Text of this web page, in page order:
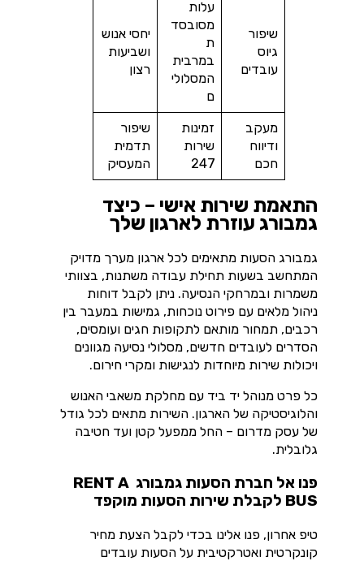
שיפור
גיוס
עובדים
עלות
מסובסד
ת
במרבית
המסלולי
ם
יחסי אנוש
ושביעות
רצון
מעקב
ודיווח
חכם
זמינות
שירות
247
שיפור
תדמית
המעסיק
התאמת שירות אישי – כיצד
גמבורג עוזרת לארגון שלך
גמבורג הסעות מתאימים לכל ארגון מערך מדויק
המתחשב בשעות תחילת עבודה משתנות, בצוותי
משמרות ובמרחקי הנסיעה. ניתן לקבל דוחות
ניהול מלאים עם פירוט נוכחות, גמישות במעבר בין
רכבים, תמחור מותאם לתקופות חגים ועומסים,
הסדרים לעובדים חדשים, מסלולי נסיעה מגוונים
ויכולות שירות מיוחדות לנגישות ומקרי חירום.
כל פרט מנוהל יד ביד עם מחלקת משאבי האנוש
והלוגיסטיקה של הארגון. השירות מתאים לכל גודל
של עסק מדרום – החל ממפעל קטן ועד חטיבה
גלובלית.
פנו אל חברת הסעות גמבורג RENT A
BUS לקבלת שירות הסעות מוקפד
טיפ אחרון, פנו אלינו בכדי לקבל הצעת מחיר
קונקרטית ואטרקטיבית על הסעות עובדים